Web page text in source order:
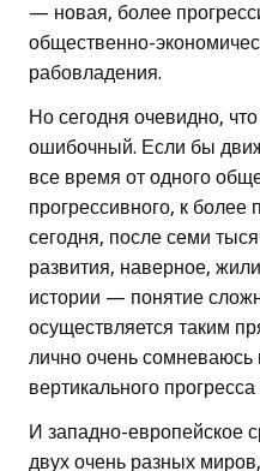
— новая, более
общественно-
рабовладения.
Но сегодня очевидно,
ошибочный. Если бы
все время от одного
прогрессивного, к
сегодня, после семи
развития, наверное,
истории — понятие
осуществляется таким
лично очень сомневаюсь
вертикального
И западно-европейское
двух очень разных